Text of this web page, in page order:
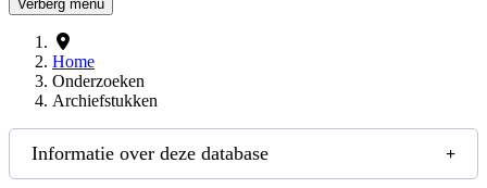
Verberg menu
Home
Onderzoeken
Archiefstukken
Informatie over deze database